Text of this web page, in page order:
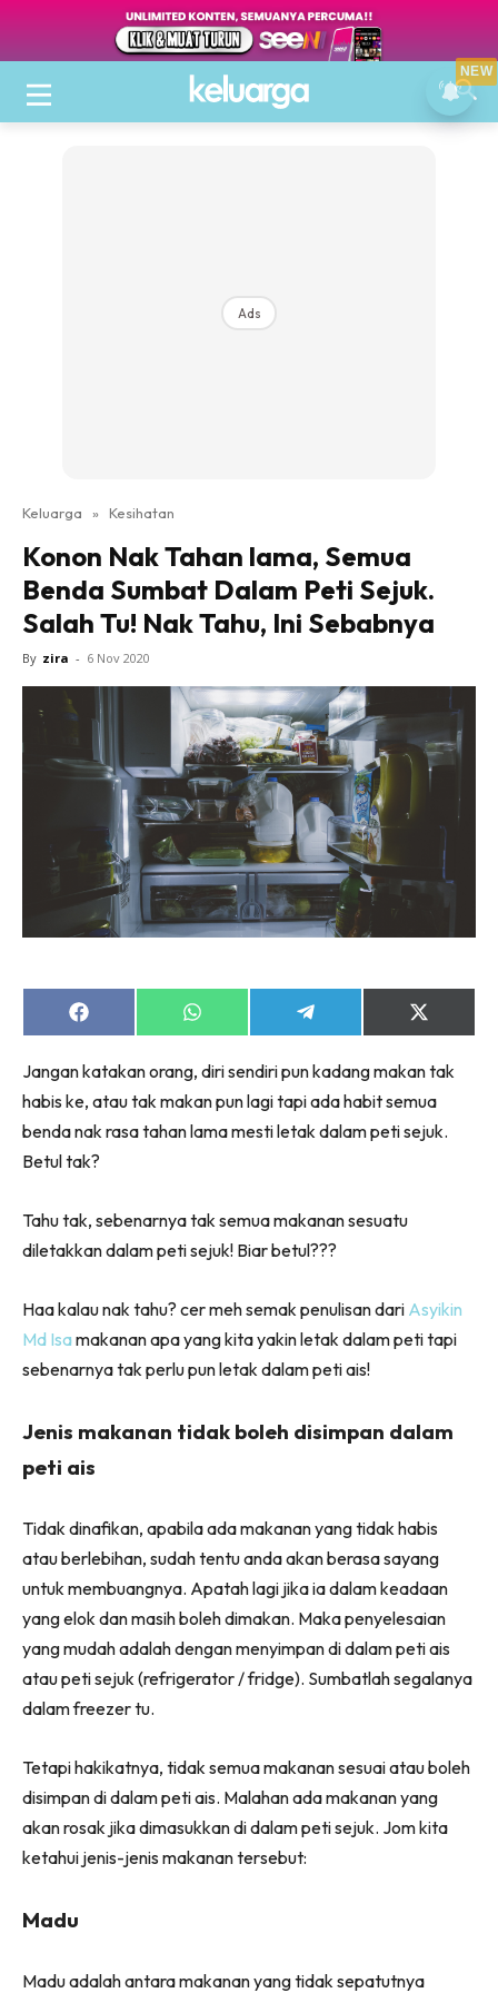
Ads
Keluarga » Kesihatan
Konon Nak Tahan lama, Semua
Benda Sumbat Dalam Peti Sejuk.
Salah Tu! Nak Tahu, Ini Sebabnya
By zira - 6 Nov 2020
Share
on
Share
on
Share
on
Share
on
(Twitter)
Jangan katakan orang, diri sendiri pun kadang makan tak
habis ke, atau tak makan pun lagi tapi ada habit semua
benda nak rasa tahan lama mesti letak dalam peti sejuk.
Betul tak?
Tahu tak, sebenarnya tak semua makanan sesuatu
diletakkan dalam peti sejuk! Biar betul???
Haa kalau nak tahu? cer meh semak penulisan dari Asyikin
Md Isamakanan apa yang kita yakin letak dalam peti tapi
sebenarnya tak perlu pun letak dalam peti ais!
Jenis makanan tidak boleh disimpan dalam
peti ais
Tidak dinafikan, apabila ada makanan yang tidak habis
atau berlebihan, sudah tentu anda akan berasa sayang
untuk membuangnya. Apatah lagi jika ia dalam keadaan
yang elok dan masih boleh dimakan. Maka penyelesaian
yang mudah adalah dengan menyimpan di dalam peti ais
atau peti sejuk (refrigerator / fridge). Sumbatlah segalanya
dalam freezer tu.
Tetapi hakikatnya, tidak semua makanan sesuai atau boleh
disimpan di dalam peti ais. Malahan ada makanan yang
akan rosak jika dimasukkan di dalam peti sejuk. Jom kita
ketahui jenis-jenis makanan tersebut:
Madu
Madu adalah antara makanan yang tidak sepatutnya
NEW